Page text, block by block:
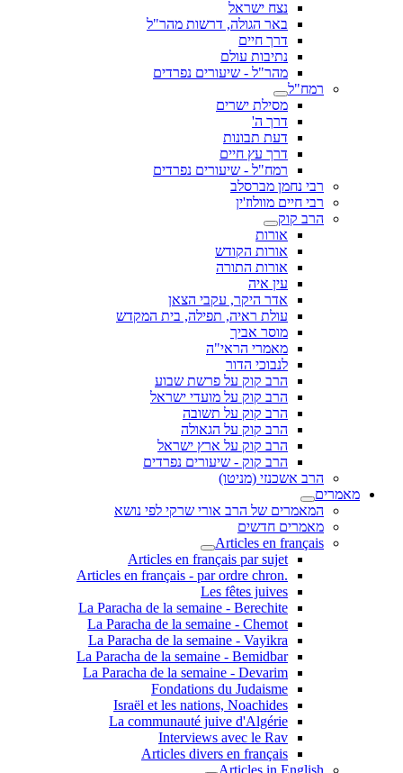
נצח ישראל
באר הגולה, דרשות מהר"ל
דרך חיים
נתיבות עולם
מהר"ל - שיעורים נפרדים
רמח"ל
מסילת ישרים
דרך ה'
דעת תבונות
דרך עץ חיים
רמח"ל - שיעורים נפרדים
רבי נחמן מברסלב
רבי חיים מוולוז'ין
הרב קוק
אורות
אורות הקודש
אורות התורה
עין איה
אדר היקר, עקבי הצאן
עולת ראיה, תפילה, בית המקדש
מוסר אביך
מאמרי הראי"ה
לנבוכי הדור
הרב קוק על פרשת שבוע
הרב קוק על מועדי ישראל
הרב קוק על תשובה
הרב קוק על הגאולה
הרב קוק על ארץ ישראל
הרב קוק - שיעורים נפרדים
הרב אשכנזי (מניטו)
מאמרים
המאמרים של הרב אורי שרקי לפי נושא
מאמרים חדשים
Articles en français
Articles en français par sujet
.Articles en français - par ordre chron
Les fêtes juives
La Paracha de la semaine - Berechite
La Paracha de la semaine - Chemot
La Paracha de la semaine - Vayikra
La Paracha de la semaine - Bemidbar
La Paracha de la semaine - Devarim
Fondations du Judaisme
Israël et les nations, Noachides
La communauté juive d'Algérie
Interviews avec le Rav
Articles divers en français
Articles in English